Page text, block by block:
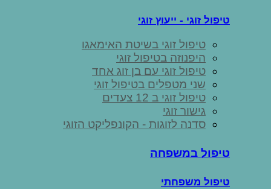
טיפול זוגי - ייעוץ זוגי
טיפול זוגי בשיטת האימאגו
היפנוזה בטיפול זוגי
טיפול זוגי עם בן זוג אחד
שני מטפלים בטיפול זוגי
טיפול זוגי ב 12 צעדים
גישור זוגי
סדנה לזוגות - הקונפליקט הזוגי
טיפול במשפחה
טיפול משפחתי